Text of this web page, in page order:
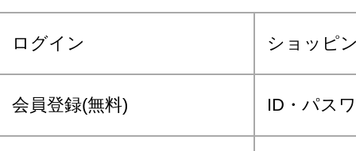
ログイン ショッピ
会員登録(無料) ID・パス